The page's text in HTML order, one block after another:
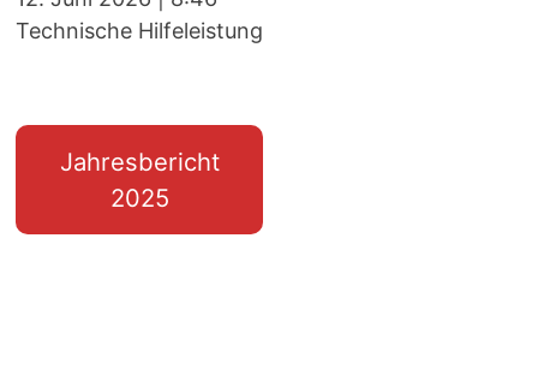
Technische Hilfeleistung
Jahresbericht
2025